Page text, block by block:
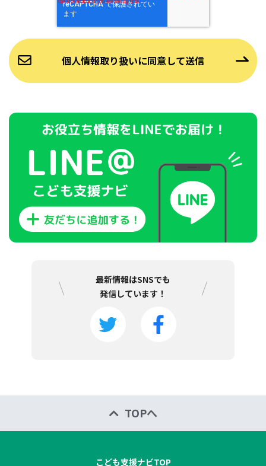
最新情報はSNSでも
発信しています！
TOPへ
こども支援ナビTOP